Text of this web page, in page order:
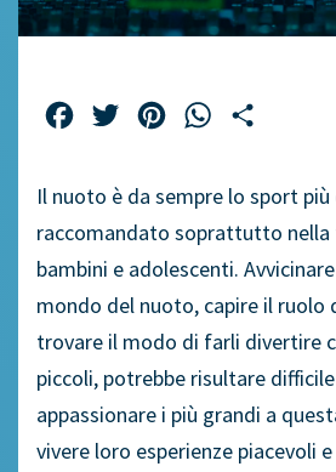
FacebookTwitterPinterestWhatsApp
Il nuoto è da sempre lo sport
raccomandato soprattutto nella
bambini e adolescenti.
mondo del nuoto, capire il ruolo
trovare il modo di farli divertire
piccoli, potrebbe risultare
appassionare i più grandi a
vivere loro esperienze piacevoli